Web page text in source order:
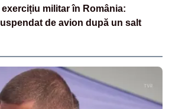
militar în România:
de avion după un salt